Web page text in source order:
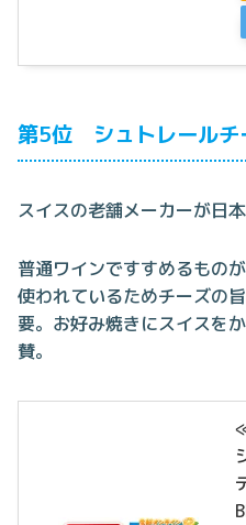
第5位 シュトレールチ
スイスの老舗メーカーが日
普通ワインですすめるもの
使われているためチーズの
要。お好み焼きにスイスを
賛。